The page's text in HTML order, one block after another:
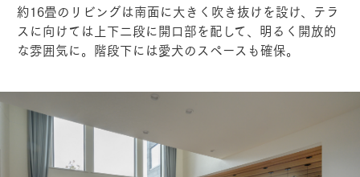
約16畳のリビングは南面に大きく吹き抜けを設け、テラ
スに向けては上下二段に開口部を配して、明るく開放的
な雰囲気に。階段下には愛犬のスペースも確保。